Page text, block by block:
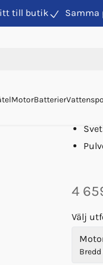
till butik
MotorBatterier
motorvagn
4
Välj